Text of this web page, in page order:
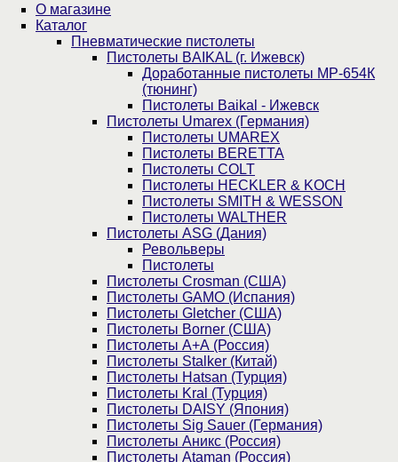
О магазине
Каталог
Пнев­ма­ти­чес­кие пистолеты
Пистолеты BAIKAL (г. Ижевск)
Доработанные пистолеты МР-654К
(тюнинг)
Пистолеты Baikal - Ижевск
Пистолеты Umarex (Германия)
Пистолеты UMAREX
Пистолеты BERETTA
Пистолеты COLT
Пистолеты HECKLER & KOCH
Пистолеты SMITH & WESSON
Пистолеты WALTHER
Пистолеты ASG (Дания)
Револьверы
Пистолеты
Пистолеты Crosman (США)
Пистолеты GAMO (Испания)
Пистолеты Gletcher (США)
Пистолеты Borner (США)
Пистолеты А+А (Россия)
Пистолеты Stalker (Китай)
Пистолеты Hatsan (Турция)
Пистолеты Kral (Турция)
Пистолеты DAISY (Япония)
Пистолеты Sig Sauer (Германия)
Пистолеты Аникс (Россия)
Пистолеты Ataman (Россия)